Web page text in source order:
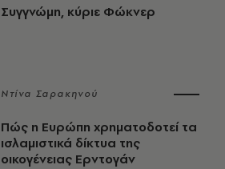
Συγγνώμη, κύριε Φώκνερ
Ντίνα Σαρακηνού
Πώς η Ευρώπη χρηματοδοτεί τα
ισλαμιστικά δίκτυα της
οικογένειας Ερντογάν